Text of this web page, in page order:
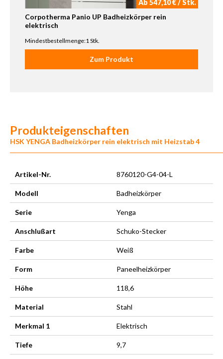
Ab 547,10 € / Stk.
Corpotherma Panio UP Badheizkörper rein
elektrisch
Mindestbestellmenge:1 Stk.
Zum Produkt
Produkteigenschaften
HSK YENGA Badheizkörper rein elektrisch mit Heizstab 4
Artikel-Nr. 8760120-G4-04-L
Modell Badheizkörper
Serie Yenga
Anschlußart Schuko-Stecker
Farbe Weiß
Form Paneelheizkörper
Höhe 118,6
Material Stahl
Merkmal 1 Elektrisch
Tiefe 9,7